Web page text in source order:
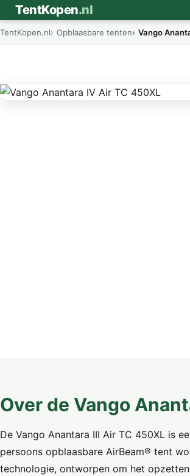
TentKopen.nl
TentKopen.nl Opblaasbare tenten Vango
Over de Vango
De Vango Anantara III Air TC 450XL is
persoons opblaasbare AirBeam® tent
technologie, ontworpen om het